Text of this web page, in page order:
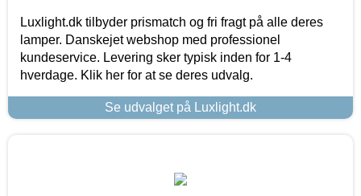
Luxlight.dk tilbyder prismatch og fri fragt på alle deres
lamper. Danskejet webshop med professionel
kundeservice. Levering sker typisk inden for 1-4
hverdage. Klik her for at se deres udvalg.
Se udvalget på Luxlight.dk